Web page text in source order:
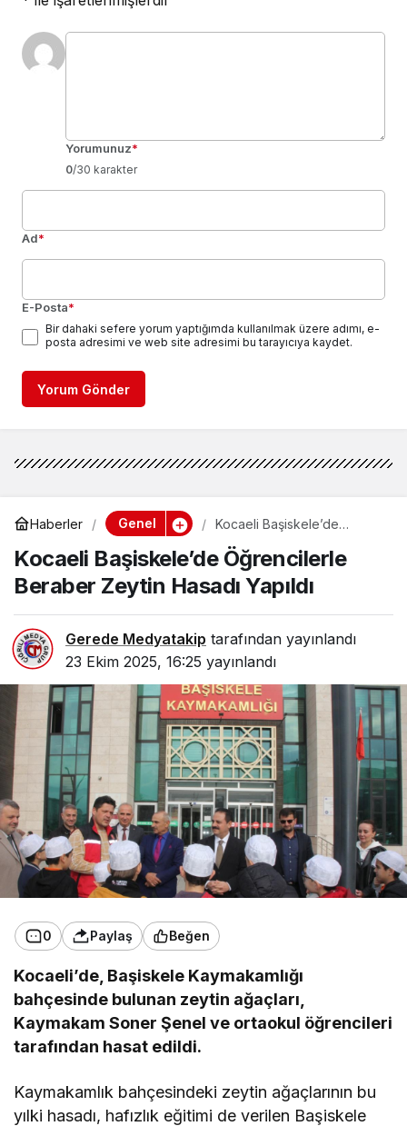
Yorumunuz*
0/30 karakter
Ad*
E-Posta*
Bir dahaki sefere yorum yaptığımda kullanılmak üzere adımı, e-
posta adresimi ve web site adresimi bu tarayıcıya kaydet.
Yorum Gönder
Haberler Genel
Kocaeli Başiskele’de
Hasadı Yapıldı
Kocaeli Başiskele’de Öğrencilerle
Beraber Zeytin Hasadı Yapıldı
Gerede Medyatakip tarafından yayınlandı
23 Ekim 2025, 16:25 yayınlandı
0 Paylaş Beğen
Kocaeli’de, Başiskele Kaymakamlığı
bahçesinde bulunan zeytin ağaçları,
Kaymakam Soner Şenel ve ortaokul öğrencileri
tarafından hasat edildi.
Kaymakamlık bahçesindeki zeytin ağaçlarının bu
yılki hasadı, hafızlık eğitimi de verilen Başiskele